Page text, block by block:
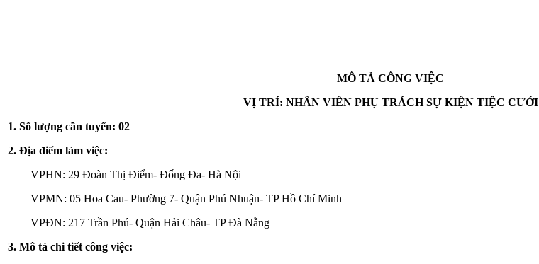
MÔ TẢ CÔNG VIỆC
VỊ TRÍ: NHÂN VIÊN PHỤ TRÁCH SỰ KIỆN TIỆC CƯỚI
1. Số lượng cần tuyển: 02
2. Địa điểm làm việc:
– VPHN: 29 Đoàn Thị Điểm- Đống Đa- Hà Nội
– VPMN: 05 Hoa Cau- Phường 7- Quận Phú Nhuận- TP Hồ Chí Minh
– VPĐN: 217 Trần Phú- Quận Hải Châu- TP Đà Nẵng
3. Mô tả chi tiết công việc: